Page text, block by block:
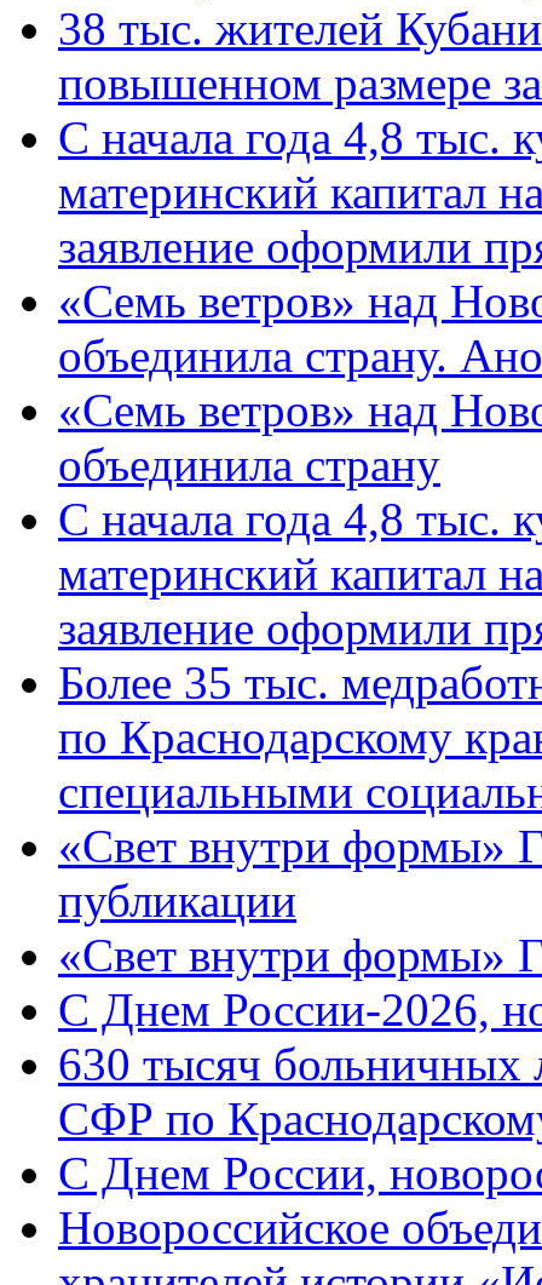
38 тыс. жителей
повышенном размере
С начала года 4,8 тыс.
материнский капитал
заявление оформили
«Семь ветров» над
объединила страну.
«Семь ветров» над
объединила страну
С начала года 4,8 тыс.
материнский капитал
заявление оформили
Более 35 тыс.
по Краснодарскому
специальными
«Свет внутри формы»
публикации
«Свет внутри формы»
C Днем России-2026,
630 тысяч больничных
СФР по
C Днем России,
Новороссийское